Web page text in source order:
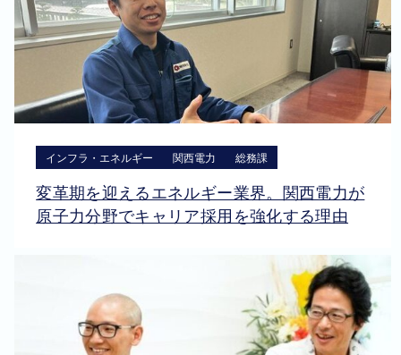
インフラ・エネルギー 関西電力 総務課
変革期を迎えるエネルギー業界。関西電力が
原子力分野でキャリア採用を強化する理由